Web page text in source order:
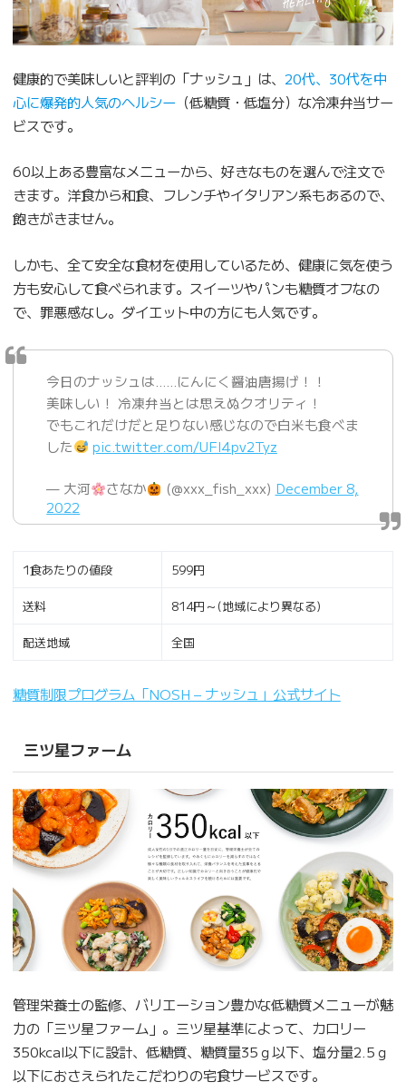
健康的で美味しいと評判の「ナッシュ」は、 20代、30代を中
心に爆発的人気のヘルシー （低糖質・低塩分）な冷凍弁当サー
ビスです。
60以上ある豊富なメニューから、好きなものを選んで注文で
きます。洋食から和食、フレンチやイタリアン系もあるので、
飽きがきません。
しかも、全て安全な食材を使用しているため、健康に気を使う
方も安心して食べられます。スイーツやパンも糖質オフなの
で、罪悪感なし。ダイエット中の方にも人気です。
今日のナッシュは……にんにく醤油唐揚げ！！
美味しい！ 冷凍弁当とは思えぬクオリティ！
でもこれだけだと足りない感じなので白米も食べま
した
pic.twitter.com/UFl4pv2Tyz
— 大河 さなか (@xxx_fish_xxx) December 8,
2022
1食あたりの値段 599円
送料 814円～(地域により異なる)
配送地域 全国
糖質制限プログラム「NOSH – ナッシュ」公式サイト
三ツ星ファーム
管理栄養士の監修、バリエーション豊かな低糖質メニューが魅
力の「三ツ星ファーム」。三ツ星基準によって、カロリー
350kcal以下に設計、低糖質、糖質量35ｇ以下、塩分量2.5ｇ
以下におさえられたこだわりの宅食サービスです。